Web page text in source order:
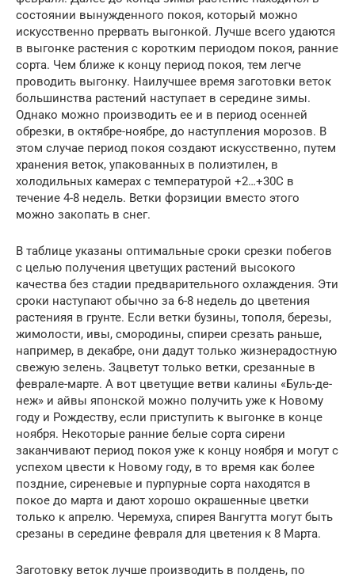
состоянии вынужденного покоя, который можно
искусственно прервать выгонкой. Лучше всего удаются
в выгонке растения с коротким периодом покоя, ранние
сорта. Чем ближе к концу период покоя, тем легче
проводить выгонку. Наилучшее время заготовки веток
большинства растений наступает в середине зимы.
Однако можно производить ее и в период осенней
обрезки, в октябре-ноябре, до наступления морозов. В
этом случае период покоя создают искусственно, путем
хранения веток, упакованных в полиэтилен, в
холодильных камерах с температурой +2…+30С в
течение 4-8 недель. Ветки форзиции вместо этого
можно закопать в снег.
В таблице указаны оптимальные сроки срезки побегов
с целью получения цветущих растений высокого
качества без стадии предварительного охлаждения. Эти
сроки наступают обычно за 6-8 недель до цветения
растенияя в грунте. Если ветки бузины, тополя, березы,
жимолости, ивы, смородины, спиреи срезать раньше,
например, в декабре, они дадут только жизнерадостную
свежую зелень. Зацветут только ветки, срезанные в
феврале-марте. А вот цветущие ветви калины «Буль-де-
неж» и айвы японской можно получить уже к Новому
году и Рождеству, если приступить к выгонке в конце
ноября. Некоторые ранние белые сорта сирени
заканчивают период покоя уже к концу ноября и могут с
успехом цвести к Новому году, в то время как более
поздние, сиреневые и пурпурные сорта находятся в
покое до марта и дают хорошо окрашенные цветки
только к апрелю. Черемуха, спирея Вангутта могут быть
срезаны в середине февраля для цветения к 8 Марта.
Заготовку веток лучше производить в полдень, по